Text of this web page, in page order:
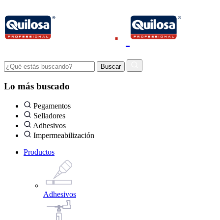
Lo más buscado
Pegamentos
Selladores
Adhesivos
Impermeabilización
Productos
Adhesivos